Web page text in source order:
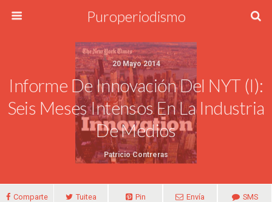
Puroperiodismo
20 Mayo 2014
Informe De Innovación Del NYT (I):
Seis Meses Intensos En La Industria
De Medios
Patricio Contreras
Comparte Tuitea Pin Envía SMS